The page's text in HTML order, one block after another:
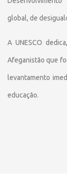
global, de
A UNESCO
Afeganistão que
levantamento
educação.